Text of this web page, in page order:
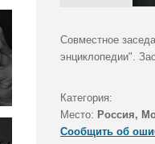
Совместное
энциклопедии".
Категория:
Место: Россия,
Сообщить об